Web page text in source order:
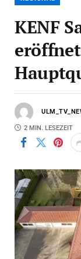
KENF
2 MIN. LESEZEIT